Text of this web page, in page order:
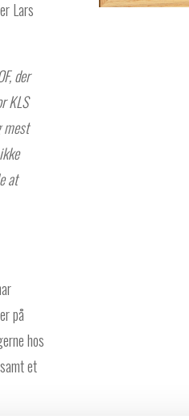
Lars
, der
KLS
mest
at
på
hos
et